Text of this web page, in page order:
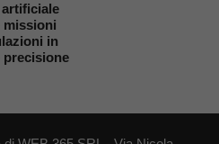
artificiale
missioni
in
precisione